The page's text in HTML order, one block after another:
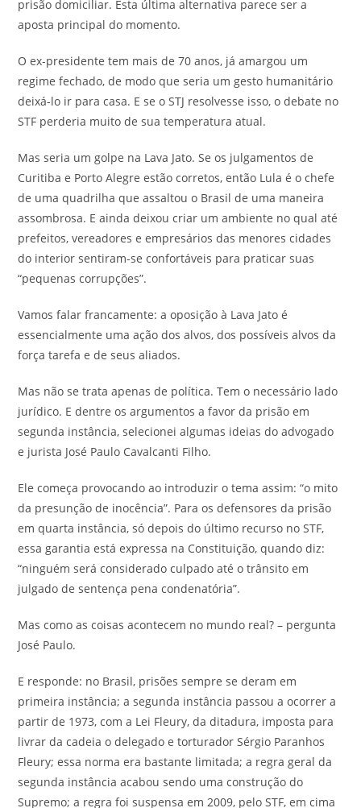
prisão domiciliar. Esta última alternativa parece ser a
aposta principal do momento.
O ex-presidente tem mais de 70 anos, já amargou um
regime fechado, de modo que seria um gesto humanitário
deixá-lo ir para casa. E se o STJ resolvesse isso, o debate no
STF perderia muito de sua temperatura atual.
Mas seria um golpe na Lava Jato. Se os julgamentos de
Curitiba e Porto Alegre estão corretos, então Lula é o chefe
de uma quadrilha que assaltou o Brasil de uma maneira
assombrosa. E ainda deixou criar um ambiente no qual até
prefeitos, vereadores e empresários das menores cidades
do interior sentiram-se confortáveis para praticar suas
“pequenas corrupções”.
Vamos falar francamente: a oposição à Lava Jato é
essencialmente uma ação dos alvos, dos possíveis alvos da
força tarefa e de seus aliados.
Mas não se trata apenas de política. Tem o necessário lado
jurídico. E dentre os argumentos a favor da prisão em
segunda instância, selecionei algumas ideias do advogado
e jurista José Paulo Cavalcanti Filho.
Ele começa provocando ao introduzir o tema assim: “o mito
da presunção de inocência”. Para os defensores da prisão
em quarta instância, só depois do último recurso no STF,
essa garantia está expressa na Constituição, quando diz:
“ninguém será considerado culpado até o trânsito em
julgado de sentença pena condenatória”.
Mas como as coisas acontecem no mundo real? – pergunta
José Paulo.
E responde: no Brasil, prisões sempre se deram em
primeira instância; a segunda instância passou a ocorrer a
partir de 1973, com a Lei Fleury, da ditadura, imposta para
livrar da cadeia o delegado e torturador Sérgio Paranhos
Fleury; essa norma era bastante limitada; a regra geral da
segunda instância acabou sendo uma construção do
Supremo; a regra foi suspensa em 2009, pelo STF, em cima